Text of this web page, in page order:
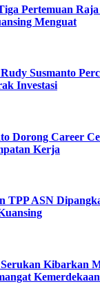
Pertemuan
Menguat
Susmanto
Investasi
Dorong Career
Kerja
TPP ASN
Kibarkan